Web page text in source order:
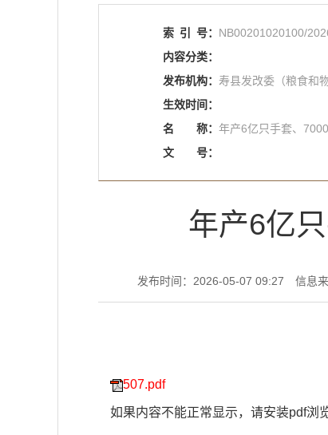
索 引 号： NB00201020100/
内容分类：
发布机构： 寿县发改委（粮食和
生效时间：
名
称： 年产6亿只手套、
文
号：
年产6亿
发布时间：2026-05-07 09:27 信息
507.pdf
如果内容不能正常显示，请安装pdf浏